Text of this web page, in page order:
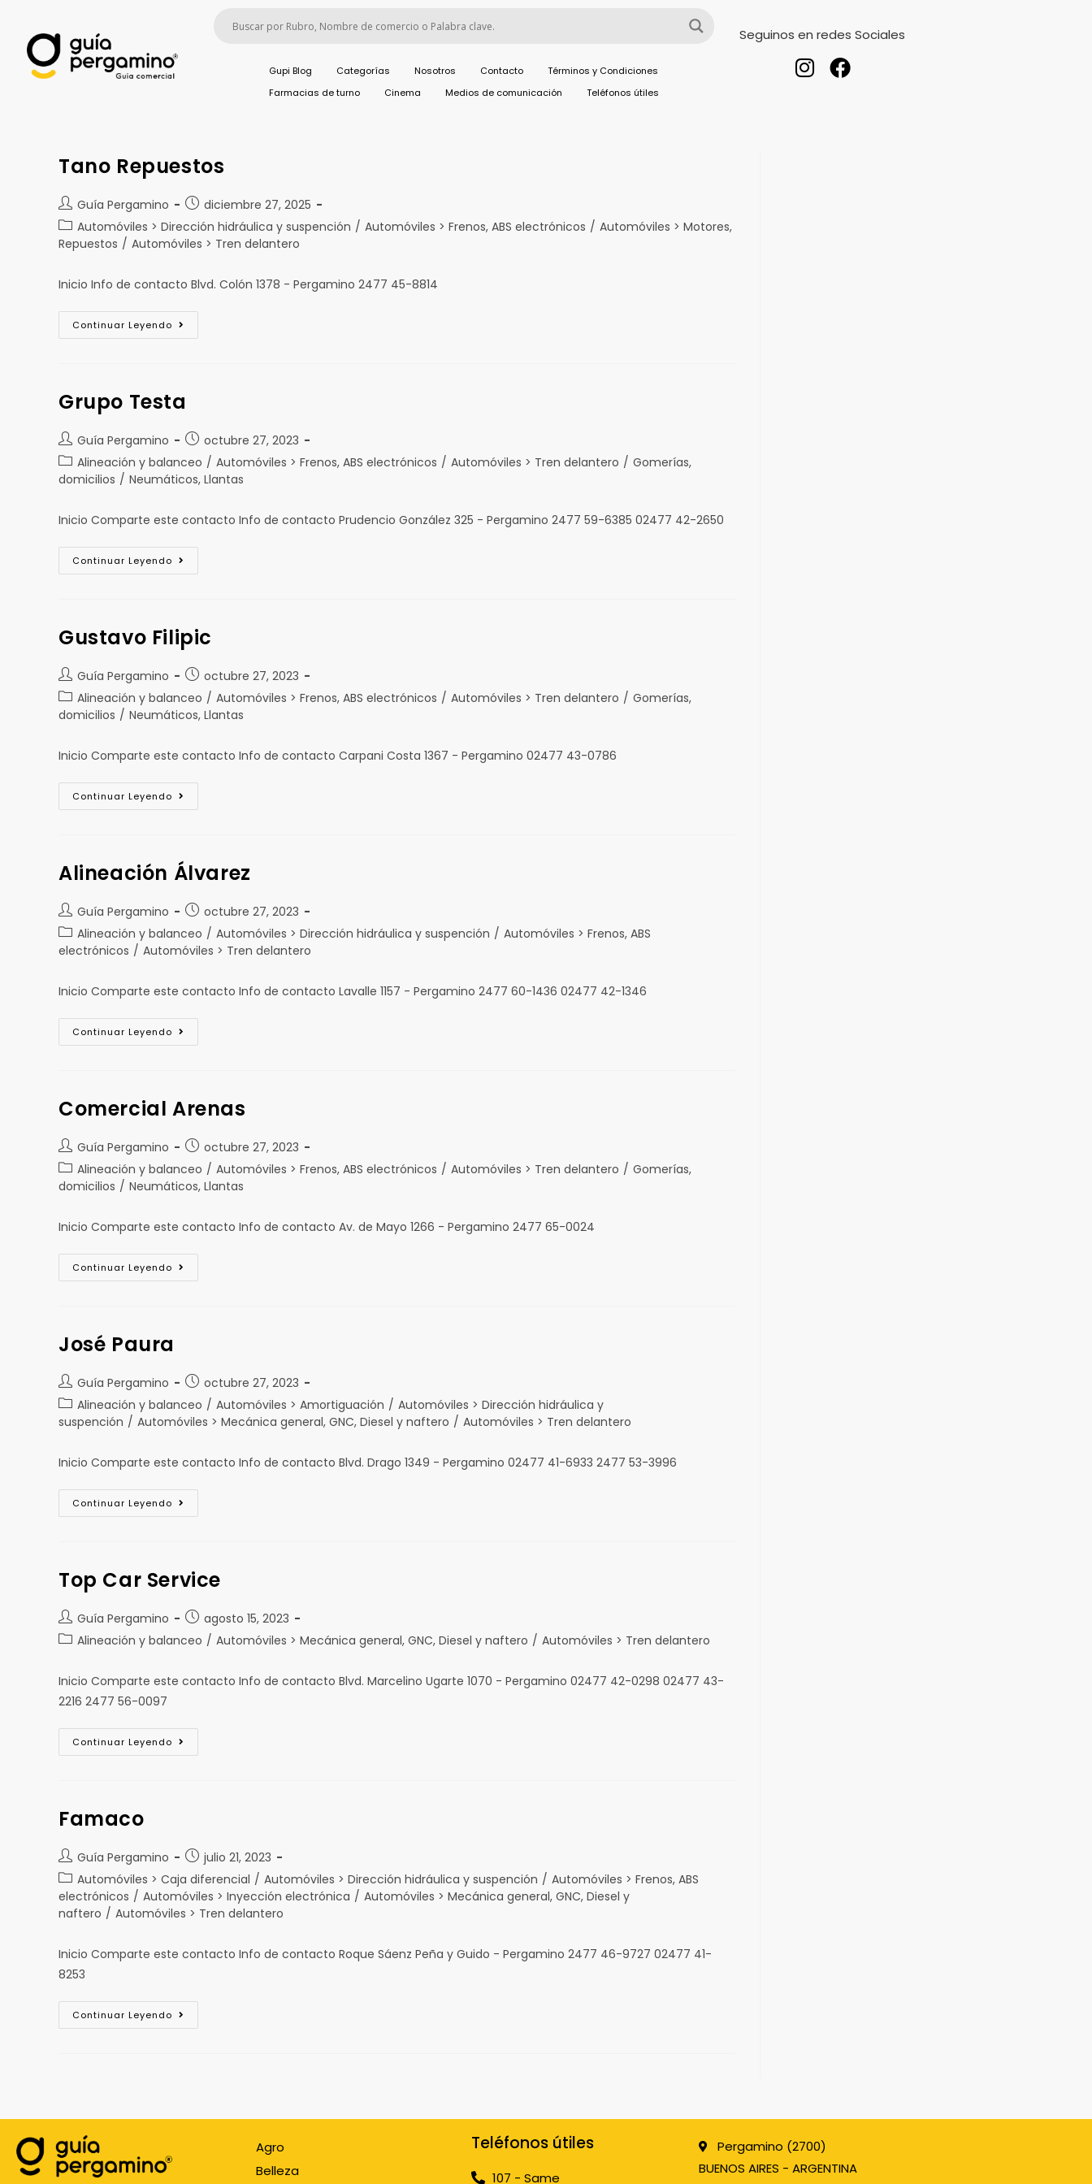
Gupi Blog Categorías Nosotros Contacto
Términos y Condiciones
Farmacias de turno
Cinema Medios de comunicación Teléfonos útiles
Seguinos en redes Sociales
Tano Repuestos
Guía Pergamino
diciembre 27, 2025
Automóviles > Dirección hidráulica y suspención / Automóviles > Frenos, ABS electrónicos / Automóviles > Motores,
Repuestos / Automóviles > Tren delantero
Inicio Info de contacto Blvd. Colón 1378 - Pergamino 2477 45-8814
Continuar Leyendo
Grupo Testa
Guía Pergamino
octubre 27, 2023
Alineación y balanceo / Automóviles > Frenos, ABS electrónicos / Automóviles > Tren delantero / Gomerías,
domicilios / Neumáticos, Llantas
Inicio Comparte este contacto Info de contacto Prudencio González 325 - Pergamino 2477 59-6385 02477 42-2650
Continuar Leyendo
Gustavo Filipic
Guía Pergamino
octubre 27, 2023
Alineación y balanceo / Automóviles > Frenos, ABS electrónicos / Automóviles > Tren delantero / Gomerías,
domicilios / Neumáticos, Llantas
Inicio Comparte este contacto Info de contacto Carpani Costa 1367 - Pergamino 02477 43-0786
Continuar Leyendo
Alineación Álvarez
Guía Pergamino
octubre 27, 2023
Alineación y balanceo / Automóviles > Dirección hidráulica y suspención / Automóviles > Frenos, ABS
electrónicos / Automóviles > Tren delantero
Inicio Comparte este contacto Info de contacto Lavalle 1157 - Pergamino 2477 60-1436 02477 42-1346
Continuar Leyendo
Comercial Arenas
Guía Pergamino
octubre 27, 2023
Alineación y balanceo / Automóviles > Frenos, ABS electrónicos / Automóviles > Tren delantero / Gomerías,
domicilios / Neumáticos, Llantas
Inicio Comparte este contacto Info de contacto Av. de Mayo 1266 - Pergamino 2477 65-0024
Continuar Leyendo
José Paura
Guía Pergamino
octubre 27, 2023
Alineación y balanceo / Automóviles > Amortiguación / Automóviles > Dirección hidráulica y
suspención / Automóviles > Mecánica general, GNC, Diesel y naftero / Automóviles > Tren delantero
Inicio Comparte este contacto Info de contacto Blvd. Drago 1349 - Pergamino 02477 41-6933 2477 53-3996
Continuar Leyendo
Top Car Service
Guía Pergamino
agosto 15, 2023
Alineación y balanceo / Automóviles > Mecánica general, GNC, Diesel y naftero / Automóviles > Tren delantero
Inicio Comparte este contacto Info de contacto Blvd. Marcelino Ugarte 1070 - Pergamino 02477 42-0298 02477 43-
2216 2477 56-0097
Continuar Leyendo
Famaco
Guía Pergamino
julio 21, 2023
Automóviles > Caja diferencial / Automóviles > Dirección hidráulica y suspención / Automóviles > Frenos, ABS
electrónicos / Automóviles > Inyección electrónica / Automóviles > Mecánica general, GNC, Diesel y
naftero / Automóviles > Tren delantero
Inicio Comparte este contacto Info de contacto Roque Sáenz Peña y Guido - Pergamino 2477 46-9727 02477 41-
8253
Continuar Leyendo
Agro
Belleza
Teléfonos útiles
107 - Same
Pergamino (2700)
BUENOS AIRES - ARGENTINA